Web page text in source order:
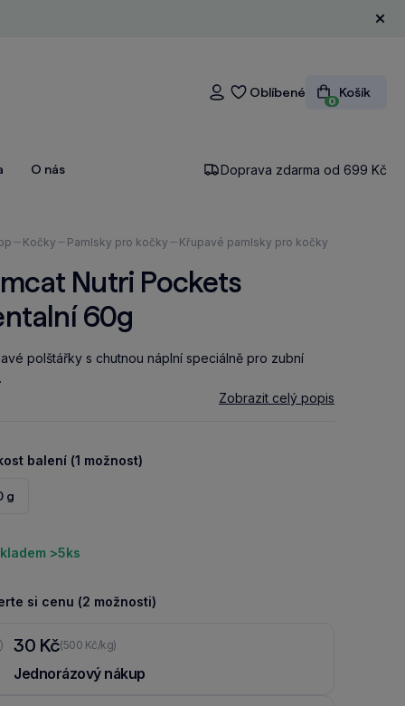
Přihlášení
Oblíbené
0
Košík
O nás Doprava zdarma od 699 Kč
Kočky Pamlsky pro kočky Křupavé pamlsky pro kočky
Nutri Pockets
60g
polštářky s chutnou náplní speciálně pro zubní
Zobrazit celý popis
balení (1 možnost)
g
>5ks
si cenu (2 možnosti)
30 Kč(500 Kč/kg)
Jednorázový nákup